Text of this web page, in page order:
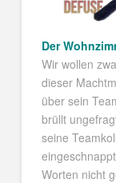
Der
Wir wollen
dieser
über sein
brüllt
seine
Worten nicht